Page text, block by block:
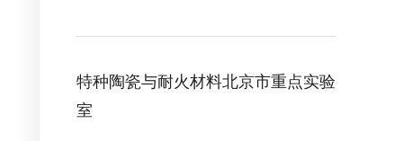
特种陶瓷与耐火材料北京市重点实验
室